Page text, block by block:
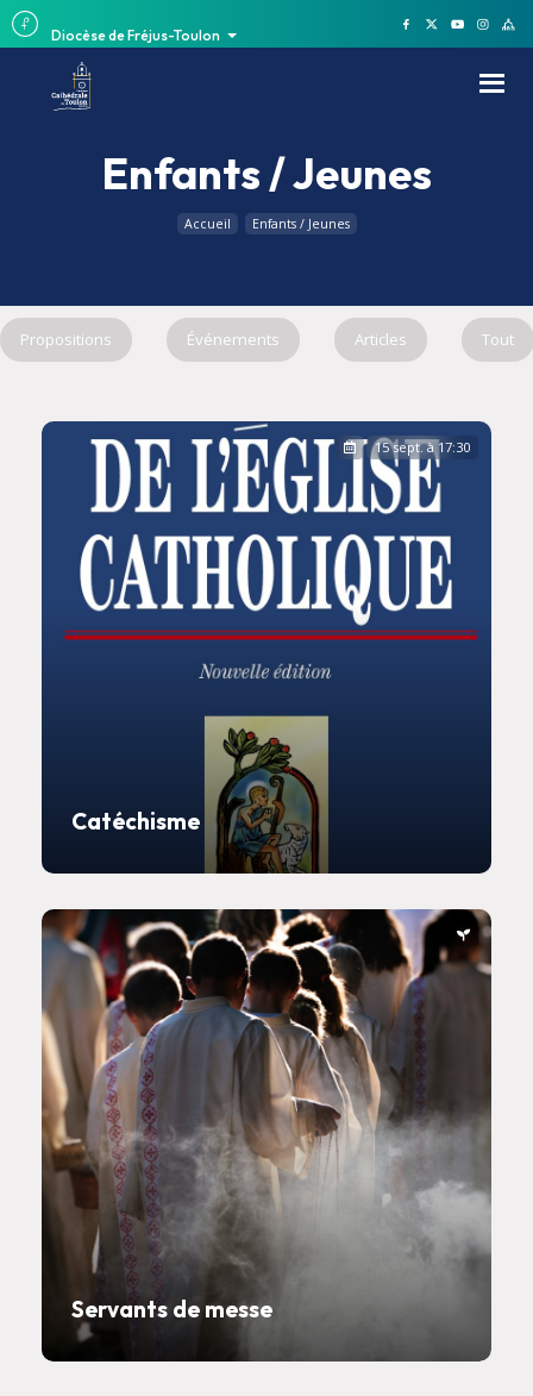
Diocèse de Fréjus-Toulon
Enfants / Jeunes
Accueil Enfants / Jeunes
Propositions Événements Articles Tout
Catéchisme
15 sept. à 17:30
Servants de messe